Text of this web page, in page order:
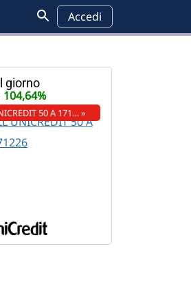
Accedi
giorno
104,64%
50 A 171… »